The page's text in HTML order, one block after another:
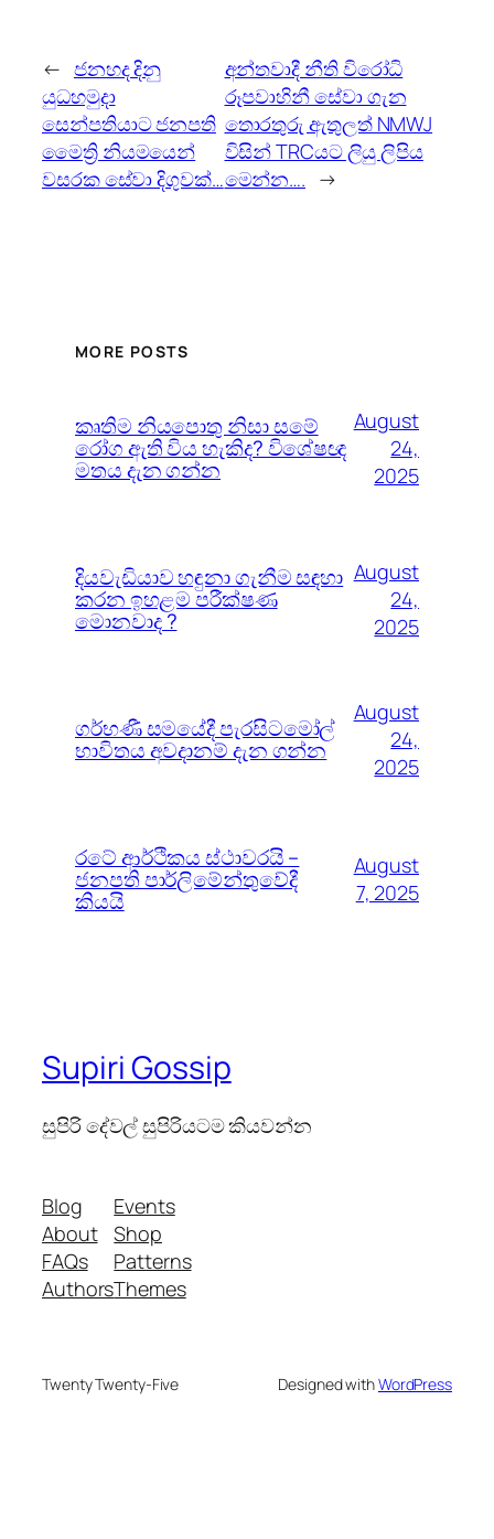
← ජනහද දිනු
යුධහමුදා
‌ස‌ෙන්පතියාට ජනපති
ම‌ෛත්‍රි නියමය‌ෙන්
වසරක ස‌ේවා දිගුවක්…
අන්තවාදී නීති විරෝධි
රූපවාහිනී සේවා ගැන
තොරතුරු ඇතුලත් NMWJ
විසින් TRCයට ලියු ලිපිය
ම‌ෙන්න…. →
MORE POSTS
කෘතිම නියපොතු නිසා සමේ
රෝග ඇති විය හැකිද? විශේෂඥ
මතය දැන ගන්න
August
24,
2025
දියවැඩියාව හඳුනා ගැනීම සඳහා
කරන ඉහළම පරීක්ෂණ
මොනවාද ?
August
24,
2025
ගර්භණී සමයේදී පැරසිටමෝල්
භාවිතය අවදානම් දැන ගන්න
August
24,
2025
රටේ ආර්ථිකය ස්ථාවරයි –
ජනපති පාර්ලිමේන්තුවේදී
කියයි
August
7, 2025
Supiri Gossip
සුපිරි දේවල් සුපිරියටම කියවන්න
Blog
About
FAQs
Authors
Events
Shop
Patterns
Themes
Twenty Twenty-Five Designed withWordPress